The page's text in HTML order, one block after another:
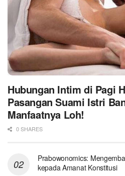
Hubungan Intim di Pagi
Pasangan Suami Istri
Manfaatnya Loh!
0 SHARES
Prabowonomics:
kepada Amanat Konstitusi